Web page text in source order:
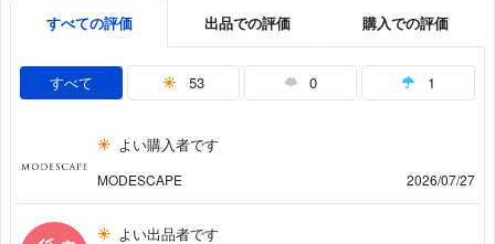
すべての評価 出品での評価 購入での評価
すべて 53 0 1
よい購入者です
MODESCAPE 2026/07/27
よい出品者です